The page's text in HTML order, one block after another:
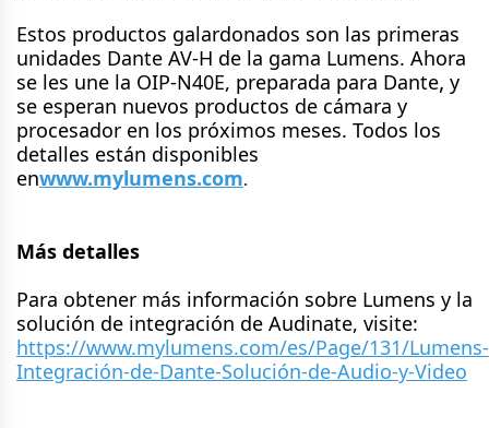
Estos productos galardonados son las primeras
unidades Dante AV-H de la gama Lumens. Ahora
se les une la OIP-N40E, preparada para Dante, y
se esperan nuevos productos de cámara y
procesador en los próximos meses. Todos los
detalles están disponibles
enwww.mylumens.com.
Más detalles
Para obtener más información sobre Lumens y la
solución de integración de Audinate, visite:
https://www.mylumens.com/es/Page/131/Lumens-
Integración-de-Dante-Solución-de-Audio-y-Video